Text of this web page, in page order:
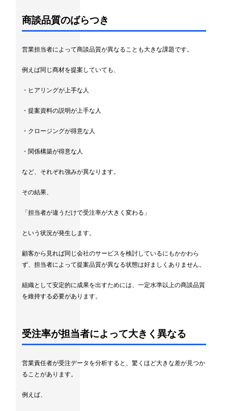
商談品質のばらつき
営業担当者によって商談品質が異なることも大きな課題です。
例えば同じ商材を提案していても、
・ヒアリングが上手な人
・提案資料の説明が上手な人
・クロージングが得意な人
・関係構築が得意な人
など、それぞれ強みが異なります。
その結果、
「担当者が違うだけで受注率が大きく変わる」
という状況が発生します。
顧客から見れば同じ会社のサービスを検討しているにもかかわら
ず、担当者によって提案品質が異なる状態は好ましくありません。
組織として安定的に成果を出すためには、一定水準以上の商談品質
を維持する必要があります。
受注率が担当者によって大きく異なる
営業責任者が受注データを分析すると、驚くほど大きな差が見つか
ることがあります。
例えば、